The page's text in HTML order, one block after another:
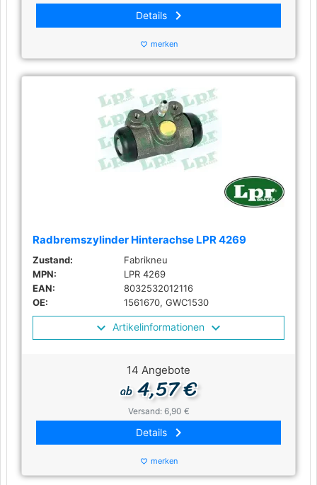
Details keyboard_arrow_right
favorite_border merken
Radbremszylinder Hinterachse LPR 4269
Zustand:
Fabrikneu
MPN:
LPR 4269
EAN:
8032532012116
OE:
1561670, GWC1530
Artikelinformationen
14 Angebote
ab4,57 €
Versand: 6,90 €
Details keyboard_arrow_right
favorite_border merken